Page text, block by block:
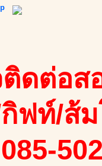
ดต่อส
กิฟท์/ส้